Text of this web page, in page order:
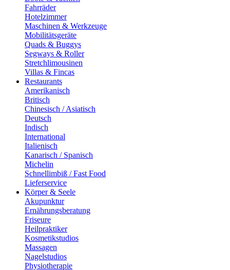
Fahrräder
Hotelzimmer
Maschinen & Werkzeuge
Mobilitätsgeräte
Quads & Buggys
Segways & Roller
Stretchlimousinen
Villas & Fincas
Restaurants
Amerikanisch
Britisch
Chinesisch / Asiatisch
Deutsch
Indisch
International
Italienisch
Kanarisch / Spanisch
Michelin
Schnellimbiß / Fast Food
Lieferservice
Körper & Seele
Akupunktur
Ernährungsberatung
Friseure
Heilpraktiker
Kosmetikstudios
Massagen
Nagelstudios
Physiotherapie